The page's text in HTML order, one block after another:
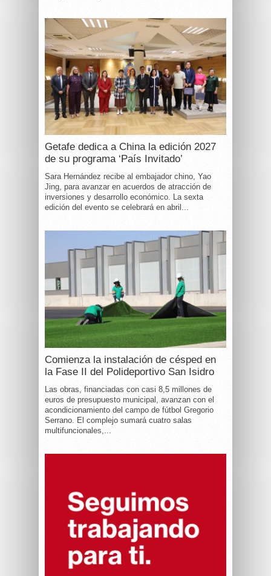
Getafe dedica a China la edición 2027
de su programa ‘País Invitado’
Sara Hernández recibe al embajador chino, Yao
Jing, para avanzar en acuerdos de atracción de
inversiones y desarrollo económico. La sexta
edición del evento se celebrará en abril...
Comienza la instalación de césped en
la Fase II del Polideportivo San Isidro
Las obras, financiadas con casi 8,5 millones de
euros de presupuesto municipal, avanzan con el
acondicionamiento del campo de fútbol Gregorio
Serrano. El complejo sumará cuatro salas
multifuncionales,...